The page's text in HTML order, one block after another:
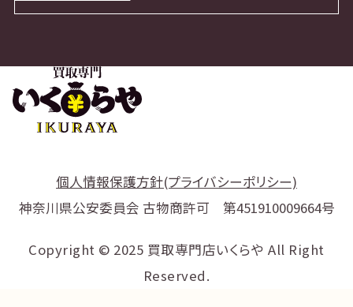
個人情報保護方針(プライバシーポリシー)
神奈川県公安委員会 古物商許可 第451910009664号
Copyright © 2025 買取専門店いくらや All Right
Reserved.